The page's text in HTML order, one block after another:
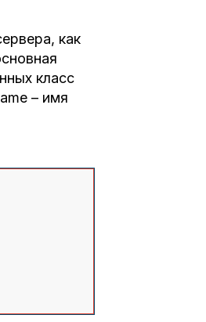
как
класс
– имя